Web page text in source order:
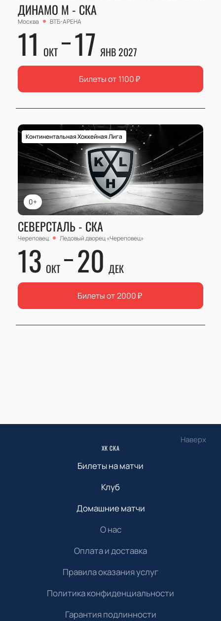
ДИНАМО М - СКА
Москва ВТБ-АРЕНА
11 ОКТ 17 ЯНВ 2027
Билеты от 1100₽
0+
Континентальная Хоккейная Лига
СЕВЕРСТАЛЬ - СКА
Череповец Ледовый дворец «Череповец»
13 ОКТ 20 ДЕК
Билеты от 2000₽
Наверх
ХК СКА
Билеты на матчи
Клуб
Домашние матчи
О нас
Оплата и доставка
Правила оказания услуг
Политика конфиденциальности
Гарантия подлинности